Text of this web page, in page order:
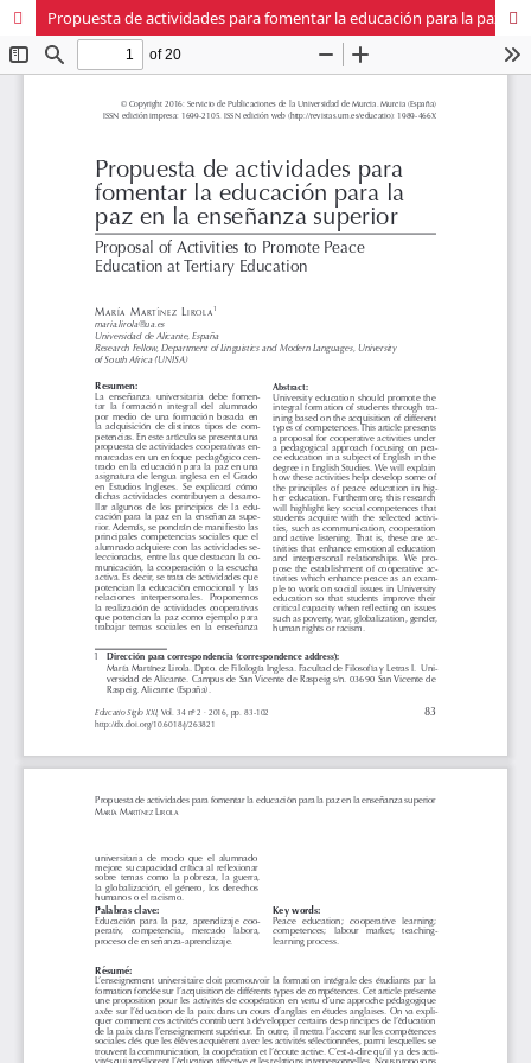
Propuesta de actividades para fomentar la educación para la paz en la enseñanza superior